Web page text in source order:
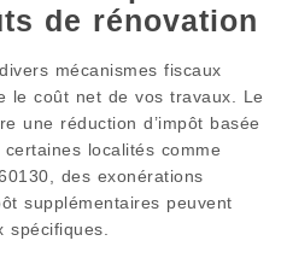
de rénovation
mécanismes fiscaux
le coût net de vos travaux. Le
une réduction d’impôt basée
localités comme
des exonérations
supplémentaires peuvent